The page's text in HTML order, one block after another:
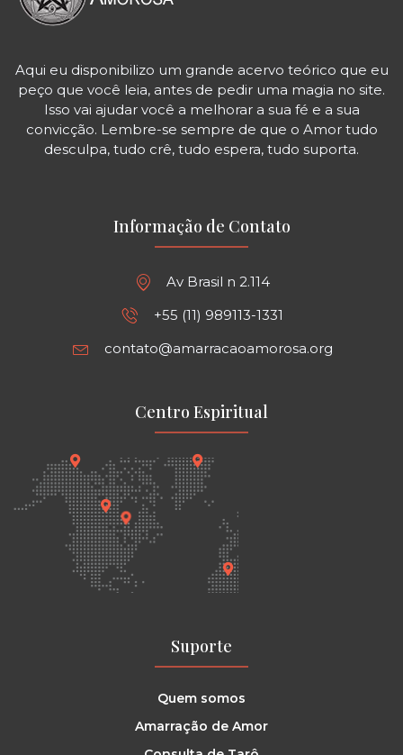
Aqui eu disponibilizo um grande acervo teórico que eu
peço que você leia, antes de pedir uma magia no site.
Isso vai ajudar você a melhorar a sua fé e a sua
convicção. Lembre-se sempre de que o Amor tudo
desculpa, tudo crê, tudo espera, tudo suporta.
Informação de Contato
Av Brasil n 2.114
+55 (11) 989113-1331
contato@amarracaoamorosa.org
Centro Espiritual
Suporte
Quem somos
Amarração de Amor